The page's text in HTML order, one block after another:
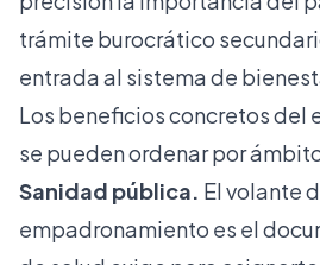
trámite burocrático
entrada al sistema de
Los beneficios concretos del
se pueden ordenar por
Sanidad pública. El volante
empadronamiento es el